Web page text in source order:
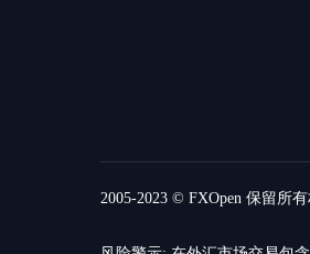
2005-2023 © FXOpen 保留所